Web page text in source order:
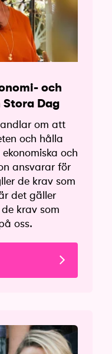
och
Dag
om att
och hålla
och
ansvarar för
de krav som
det gäller
krav som
oss.